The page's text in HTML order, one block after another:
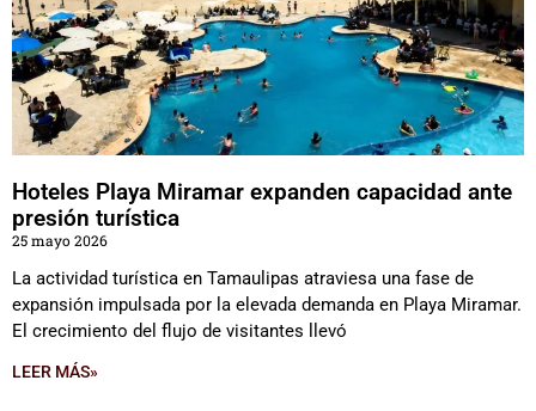
Hoteles Playa Miramar expanden capacidad ante
presión turística
25 mayo 2026
La actividad turística en Tamaulipas atraviesa una fase de
expansión impulsada por la elevada demanda en Playa Miramar.
El crecimiento del flujo de visitantes llevó
LEER MÁS»